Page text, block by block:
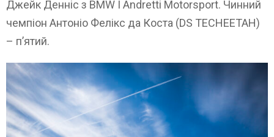
Джейк Денніс з BMW I Andretti Motorsport. Чинний
чемпіон Антоніо Фелікс да Коста (DS TECHEETAH)
– п’ятий.